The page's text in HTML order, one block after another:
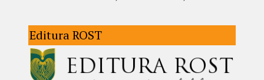
Editura ROST